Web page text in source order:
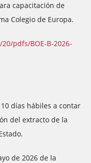
capacitación de
Colegio de Europa.
pdfs/BOE-B-2026-
días hábiles a contar
del extracto de la
de 2026 de la